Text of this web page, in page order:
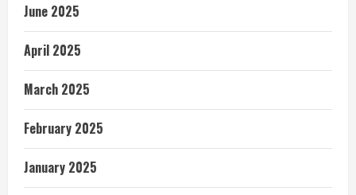
June 2025
April 2025
March 2025
February 2025
January 2025